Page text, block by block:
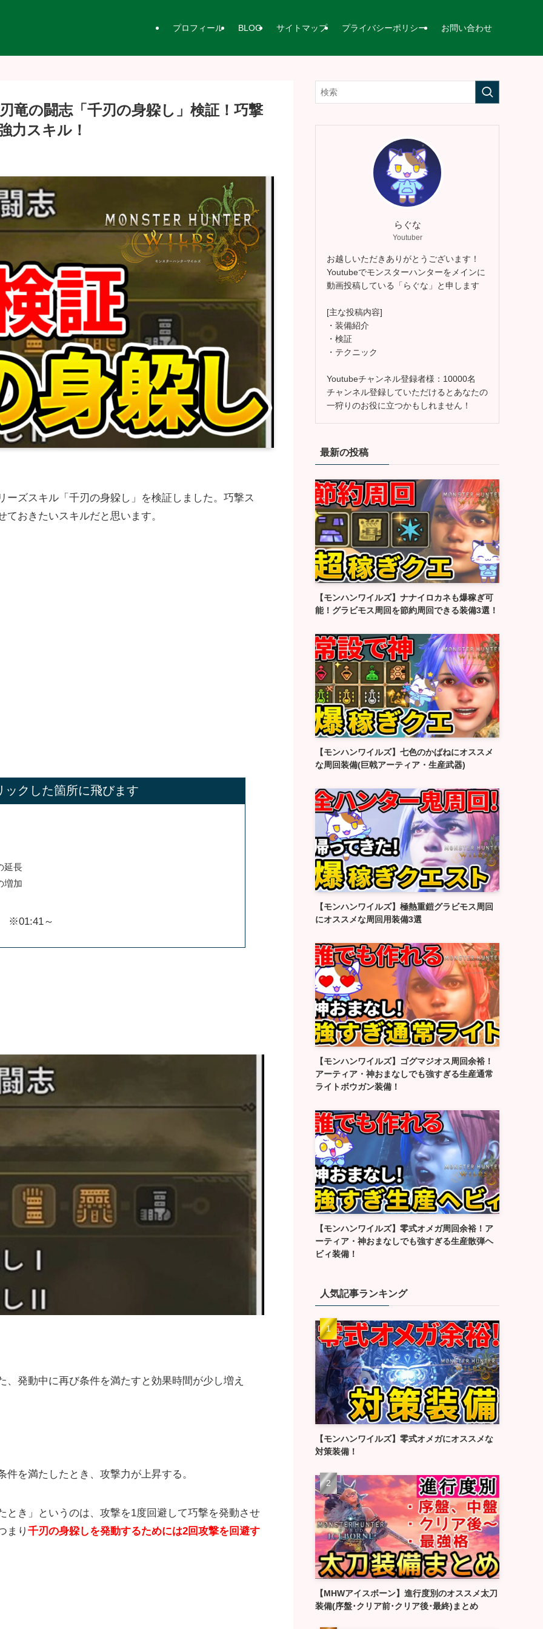
プロフィール BLOG サイトマップ プライバシーポリシー お問い合わせ
竜の闘志「千刃の身躱し」検証！巧撃
力スキル！
ズスキル「千刃の身躱し」を検証しました。巧撃ス
おきたいスキルだと思います。
クした箇所に飛びます
延長
増加
※01:41～
発動中に再び条件を満たすと効果時間が少し増え
を満たしたとき、攻撃力が上昇する。
とき」というのは、攻撃を1度回避して巧撃を発動させ
まり 千刃の身躱しを発動するためには2回攻撃を回避す
らぐな
Youtuber
お越しいただきありがとうございます！
Youtubeでモンスターハンターをメインに
動画投稿している「らぐな」と申します
[主な投稿内容]
・装備紹介
・検証
・テクニック
Youtubeチャンネル登録者様：10000名
チャンネル登録していただけるとあなたの
一狩りのお役に立つかもしれません！
最新の投稿
【モンハンワイルズ】ナナイロカネも爆稼ぎ可
能！グラビモス周回を節約周回できる装備3選！
【モンハンワイルズ】七色のかばねにオススメ
な周回装備(巨戟アーティア・生産武器)
【モンハンワイルズ】極熱重鎧グラビモス周回
にオススメな周回用装備3選
【モンハンワイルズ】ゴグマジオス周回余裕！
アーティア・神おまなしでも強すぎる生産通常
ライトボウガン装備！
【モンハンワイルズ】零式オメガ周回余裕！ア
ーティア・神おまなしでも強すぎる生産散弾ヘ
ビィ装備！
人気記事ランキング
【モンハンワイルズ】零式オメガにオススメな
対策装備！
【MHWアイスボーン】進行度別のオススメ太刀
装備(序盤･クリア前･クリア後･最終)まとめ